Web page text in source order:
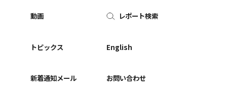
動画
トピックス
新着通知メール
レポート検索
English
お問い合わせ